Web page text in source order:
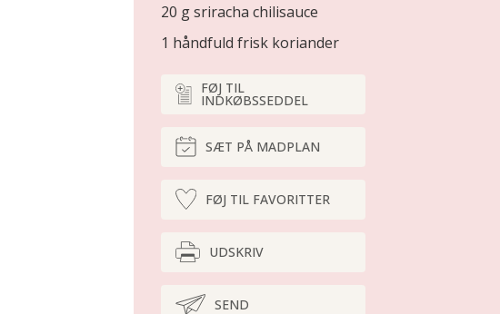
20 g sriracha chilisauce
1 håndfuld frisk koriander
FØJ TIL
INDKØBSSEDDEL
SÆT PÅ MADPLAN
FØJ TIL FAVORITTER
UDSKRIV
SEND